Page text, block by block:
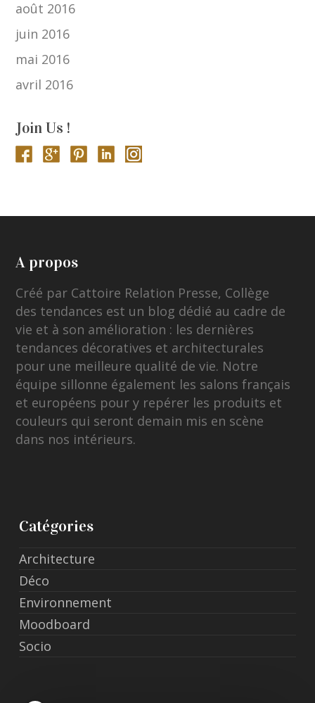
août 2016
juin 2016
mai 2016
avril 2016
Join Us !
A propos
Créé par Cattoire Relation Presse, Collège
des tendances est un blog dédié au cadre de
vie et à son amélioration : les dernières
tendances décoratives et architecturales
pour une meilleure qualité de vie. Notre
équipe sillonne également les salons français
et européens pour y repérer les produits et
couleurs qui seront demain mis en scène
dans nos intérieurs.
Catégories
Architecture
Déco
Environnement
Moodboard
Socio